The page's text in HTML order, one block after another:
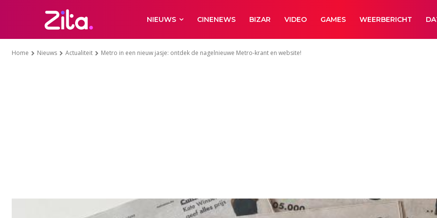
NIEUWS CINENEWS BIZAR VIDEO GAMES WEERBERICHT
Home Nieuws Actualiteit Metro in een nieuw jasje: ontdek de nagelnieuwe Metro-krant en website!